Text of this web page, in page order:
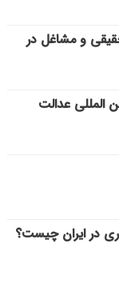
و مشاغل در
المللی عدالت
در ایران چیست؟